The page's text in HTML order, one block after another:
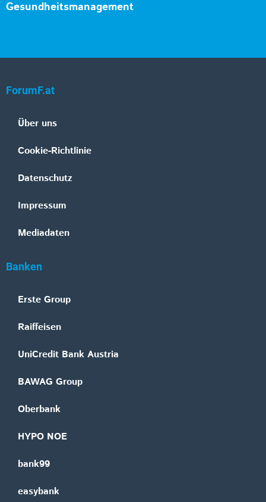
Gesundheitsmanagement
ForumF.at
Über uns
Cookie-Richtlinie
Datenschutz
Impressum
Mediadaten
Banken
Erste Group
Raiffeisen
UniCredit Bank Austria
BAWAG Group
Oberbank
HYPO NOE
bank99
easybank